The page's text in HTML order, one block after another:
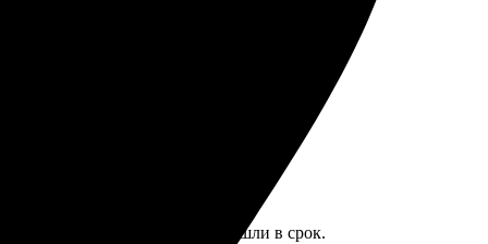
занимает считанные минуты. Цены
это отличный вариант.
порадовала, фотографии пришли в срок.